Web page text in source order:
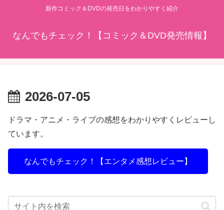
新作コミック＆DVDの発売日をわかりやすく紹介
なんでもチェック！【コミック＆DVD発売情報】
2026-07-05
ドラマ・アニメ・ライブの感想をわかりやすくレビューし
ています。
なんでもチェック！【エンタメ感想レビュー】